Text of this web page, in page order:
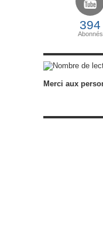
394
Abonnés
Merci aux